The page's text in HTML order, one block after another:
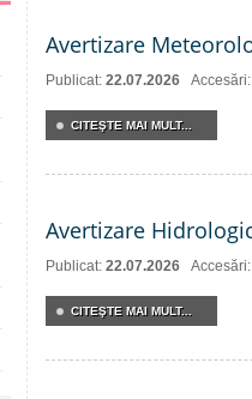
Avertizare
Publicat: 22.07.2026
CITEŞTE MAI MULT...
Avertizare
Publicat: 22.07.2026
CITEŞTE MAI MULT...